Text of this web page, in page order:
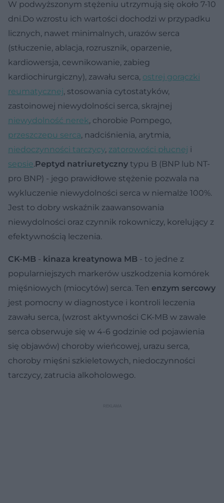
W podwyższonym stężeniu utrzymują się około 7-10
dni.Do wzrostu ich wartości dochodzi w przypadku
licznych, nawet minimalnych, urazów serca
(stłuczenie, ablacja, rozrusznik, oparzenie,
kardiowersja, cewnikowanie, zabieg
kardiochirurgiczny), zawału serca, ostrej gorączki
reumatycznej, stosowania cytostatyków,
zastoinowej niewydolności serca, skrajnej
niewydolność nerek, chorobie Pompego,
przeszczepu serca, nadciśnienia, arytmia,
niedoczynności tarczycy, zatorowości płucnej i
sepsie.Peptyd natriuretyczny typu B (BNP lub NT-
pro BNP) - jego prawidłowe stężenie pozwala na
wykluczenie niewydolności serca w niemalże 100%.
Jest to dobry wskaźnik zaawansowania
niewydolności oraz czynnik rokowniczy, korelujący z
efektywnością leczenia.
CK-MB - kinaza kreatynowa MB - to jedne z
popularniejszych markerów uszkodzenia komórek
mięśniowych (miocytów) serca. Ten enzym sercowy
jest pomocny w diagnostyce i kontroli leczenia
zawału serca, (wzrost aktywności CK-MB w zawale
serca obserwuje się w 4-6 godzinie od pojawienia
się objawów) choroby wieńcowej, urazu serca,
choroby mięśni szkieletowych, niedoczynności
tarczycy, zatrucia alkoholowego.